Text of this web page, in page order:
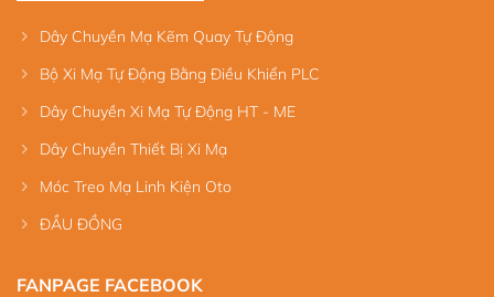
Dây Chuyền Mạ Kẽm Quay Tự Động
Bộ Xi Mạ Tự Động Bằng Điều Khiển PLC
Dây Chuyền Xi Mạ Tự Động HT - ME
Dây Chuyền Thiết Bị Xi Mạ
Móc Treo Mạ Linh Kiện Oto
ĐẦU ĐỒNG
FANPAGE FACEBOOK